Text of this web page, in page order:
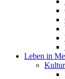
Leben in